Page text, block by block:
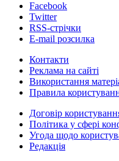
Facebook
Twitter
RSS-стрічки
E-mail розсилка
Контакти
Реклама на сайті
Використання
Правила
Договір
Політика у сфері
Угода щодо
Редакція